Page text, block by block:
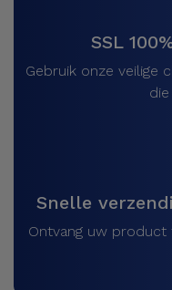
SSL
Gebruik onze veilige
Snelle
Ontvang uw